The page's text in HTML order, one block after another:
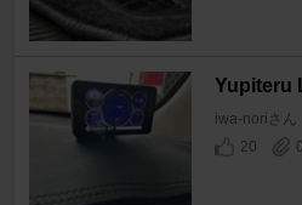
Yupiteru
iwa-noriさん
20
0